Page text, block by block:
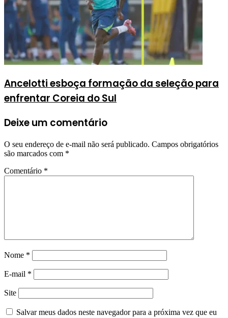
Ancelotti esboça formação da seleção para
enfrentar Coreia do Sul
Deixe um comentário
O seu endereço de e-mail não será publicado. Campos obrigatórios
são marcados com *
Comentário *
Nome *
E-mail *
Site
Salvar meus dados neste navegador para a próxima vez que eu